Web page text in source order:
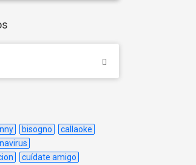
bisogno
callaoke
cuídate amigo